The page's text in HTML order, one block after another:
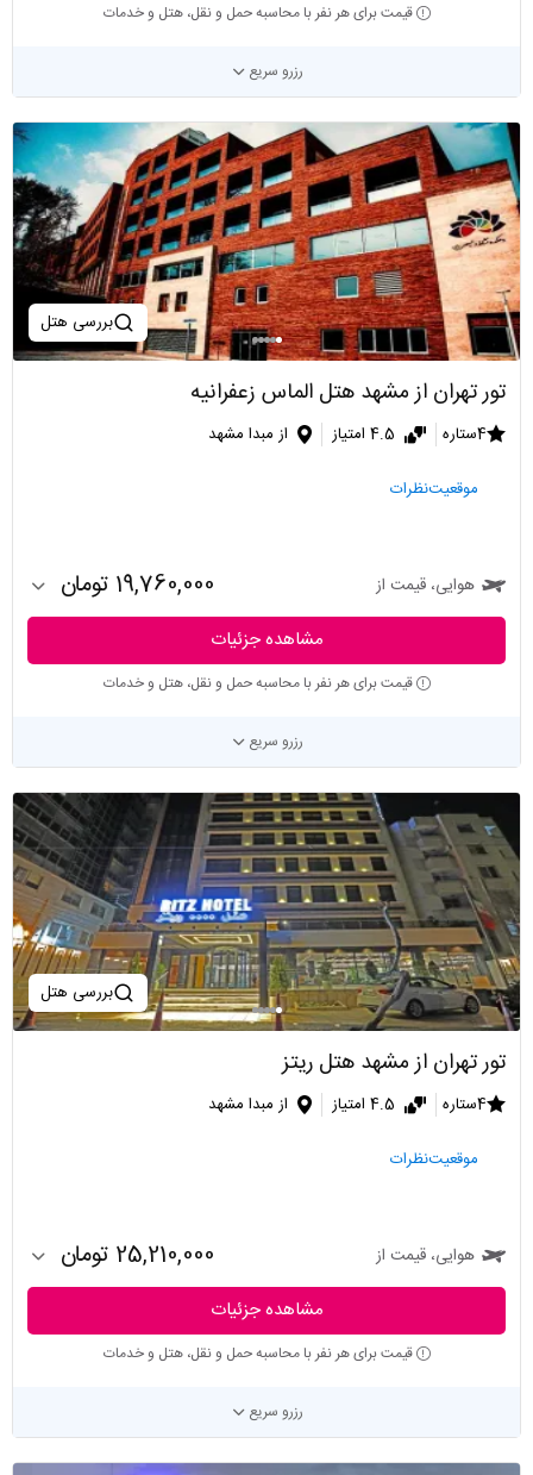
قیمت برای هر نفر با محاسبه حمل و نقل، هتل و خدمات
رزرو سریع
بررسی هتل
تور تهران از مشهد هتل الماس زعفرانیه
4ستاره 4.5 امتیاز از مبدا مشهد
موقعیتنظرات
هوایی، قیمت از 19,760,000 تومان
مشاهده جزئیات
قیمت برای هر نفر با محاسبه حمل و نقل، هتل و خدمات
رزرو سریع
بررسی هتل
تور تهران از مشهد هتل ریتز
4ستاره 4.5 امتیاز از مبدا مشهد
موقعیتنظرات
هوایی، قیمت از 25,210,000 تومان
مشاهده جزئیات
قیمت برای هر نفر با محاسبه حمل و نقل، هتل و خدمات
رزرو سریع